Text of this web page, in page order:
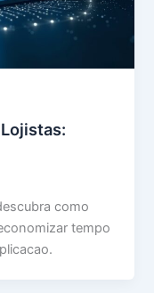
como
tempo